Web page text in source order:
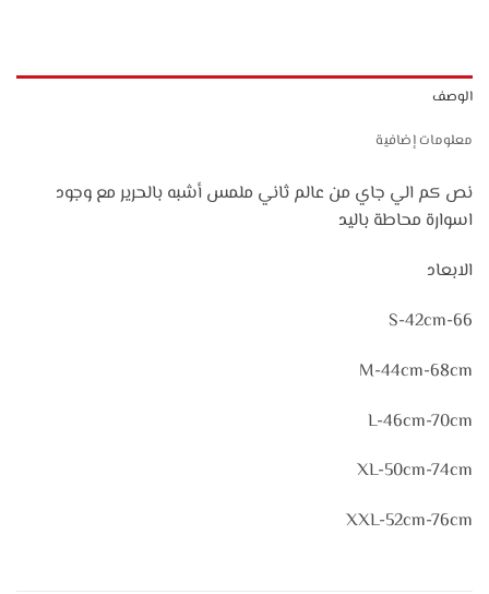
الوصف
معلومات إضافية
نص كم الي جاي من عالم ثاني ملمس أشبه بالحرير مع وجود
اسوارة محاطة باليد
الابعاد
S-42cm-66
M-44cm-68cm
L-46cm-70cm
XL-50cm-74cm
XXL-52cm-76cm